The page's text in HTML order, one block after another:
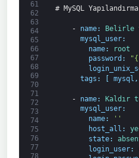
61
62
63
64
65
66
67
68
69
70
71
72
73
74
75
76
77
# MySQL
- name: Belirle
mysql_user:
name:
root
password :
tags : mysql ,
- name: Kaldır
mysql_user:
name:
''
host_all :
state:
login_user: